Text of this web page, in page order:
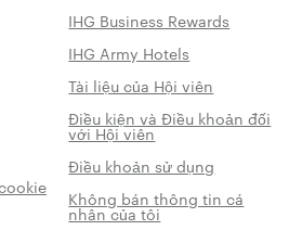
IHG Business Rewards
IHG Army Hotels
Tài liệu của Hội viên
Điều kiện và Điều khoản đối
với Hội viên
Điều khoản sử dụng
Không bán thông tin cá
nhân của tôi